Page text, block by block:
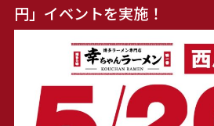
円」イベントを実施！